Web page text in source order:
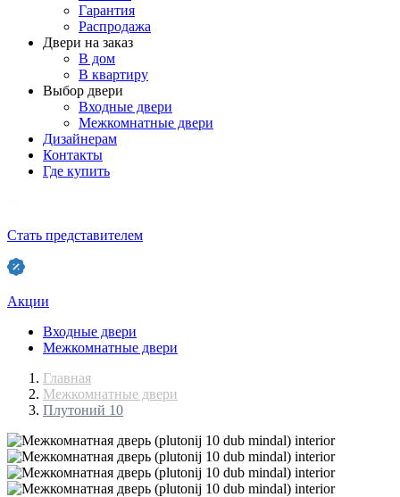
Гарантия
Распродажа
Двери на заказ
В дом
В квартиру
Выбор двери
Входные двери
Межкомнатные двери
Дизайнерам
Контакты
Где купить
Стать представителем
Акции
Входные двери
Межкомнатные двери
Главная
Межкомнатные двери
Плутоний 10